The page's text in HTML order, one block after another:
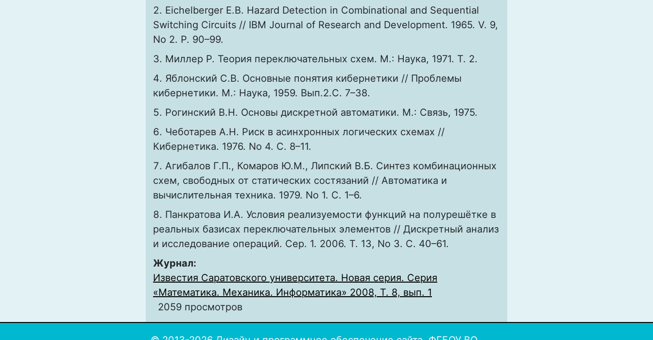
Eichelberger E.B. Hazard Detection in Combinational and Sequential
Switching Circuits // IBM Journal of Research and Development. 1965. V. 9,
No 2. P. 90–99.
Миллер Р. Теория переключательных схем. М.: Наука, 1971. Т. 2.
Яблонский С.В. Основные понятия кибернетики // Проблемы
кибернетики. М.: Наука, 1959. Вып.2.С. 7–38.
Рогинский В.Н. Основы дискретной автоматики. М.: Связь, 1975.
Чеботарев А.Н. Риск в асинхронных логических схемах //
Кибернетика. 1976. No 4. С. 8–11.
Агибалов Г.П., Комаров Ю.М., Липский В.Б. Синтез комбинационных
схем, свободных от статических состязаний // Автоматика и
вычислительная техника. 1979. No 1. С. 1–6.
Панкратова И.А. Условия реализуемости функций на полурешётке в
реальных базисах переключательных элементов // Дискретный анализ
и исследование операций. Сер. 1. 2006. Т. 13, No 3. С. 40–61.
Журнал:
Известия Саратовского университета. Новая серия. Серия
«Математика. Механика. Информатика» 2008, Т. 8, вып. 1
2059 просмотров